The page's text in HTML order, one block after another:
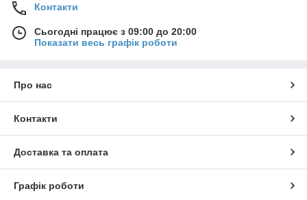
Контакти
Сьогодні працює з 09:00 до 20:00
Показати весь графік роботи
Про нас
Контакти
Доставка та оплата
Графік роботи